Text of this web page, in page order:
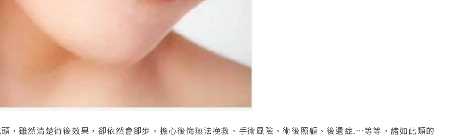
，雖然清楚術後效果，卻依然會卻步，擔心後悔無法挽救、手術風險、術後照顧、後遺症.…等等，諸如此類的